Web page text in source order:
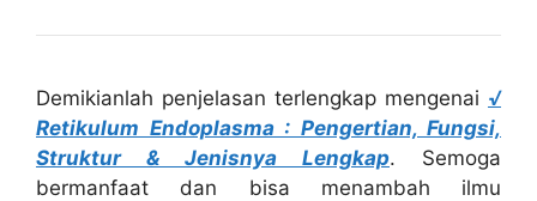
Demikianlah penjelasan terlengkap mengenai √
Retikulum Endoplasma : Pengertian, Fungsi,
Struktur & Jenisnya Lengkap. Semoga
bermanfaat dan bisa menambah ilmu